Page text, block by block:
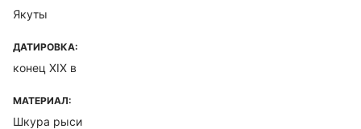
Якуты
ДАТИРОВКА:
конец ХIХ в
МАТЕРИАЛ:
Шкура рыси